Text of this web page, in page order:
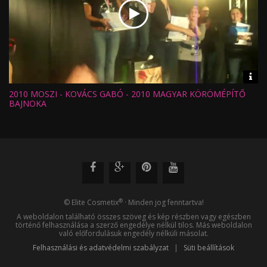
Hossz:
Nézettség:
2010 MOSZI - KOVÁCS GABÓ - 2010 MAGYAR KÖRÖMÉPÍTŐ
BAJNOKA
© Elite Cosmetix®· Minden jog fenntartva!
A weboldalon található összes szöveg és kép részben vagy egészben
történő felhasználása a szerző engedélye nélkül tilos. Más weboldalon
való előfordulásuk engedély nélküli másolat.
Felhasználási és adatvédelmi szabályzat | Süti beállítások